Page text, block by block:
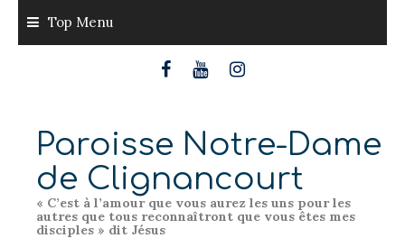
content
Top Menu
Paroisse Notre-Dame
de Clignancourt
« C’est à l’amour que vous aurez les uns pour les
autres que tous reconnaîtront que vous êtes mes
disciples » dit Jésus